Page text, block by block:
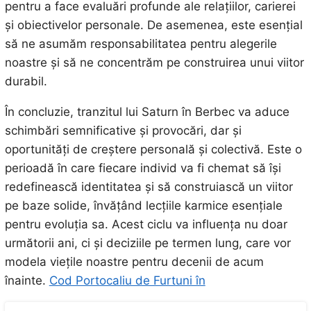
pentru a face evaluări profunde ale relațiilor, carierei
și obiectivelor personale. De asemenea, este esențial
să ne asumăm responsabilitatea pentru alegerile
noastre și să ne concentrăm pe construirea unui viitor
durabil.
În concluzie, tranzitul lui Saturn în Berbec va aduce
schimbări semnificative și provocări, dar și
oportunități de creștere personală și colectivă. Este o
perioadă în care fiecare individ va fi chemat să își
redefinească identitatea și să construiască un viitor
pe baze solide, învățând lecțiile karmice esențiale
pentru evoluția sa. Acest ciclu va influența nu doar
următorii ani, ci și deciziile pe termen lung, care vor
modela viețile noastre pentru decenii de acum
înainte. Cod Portocaliu de Furtuni în